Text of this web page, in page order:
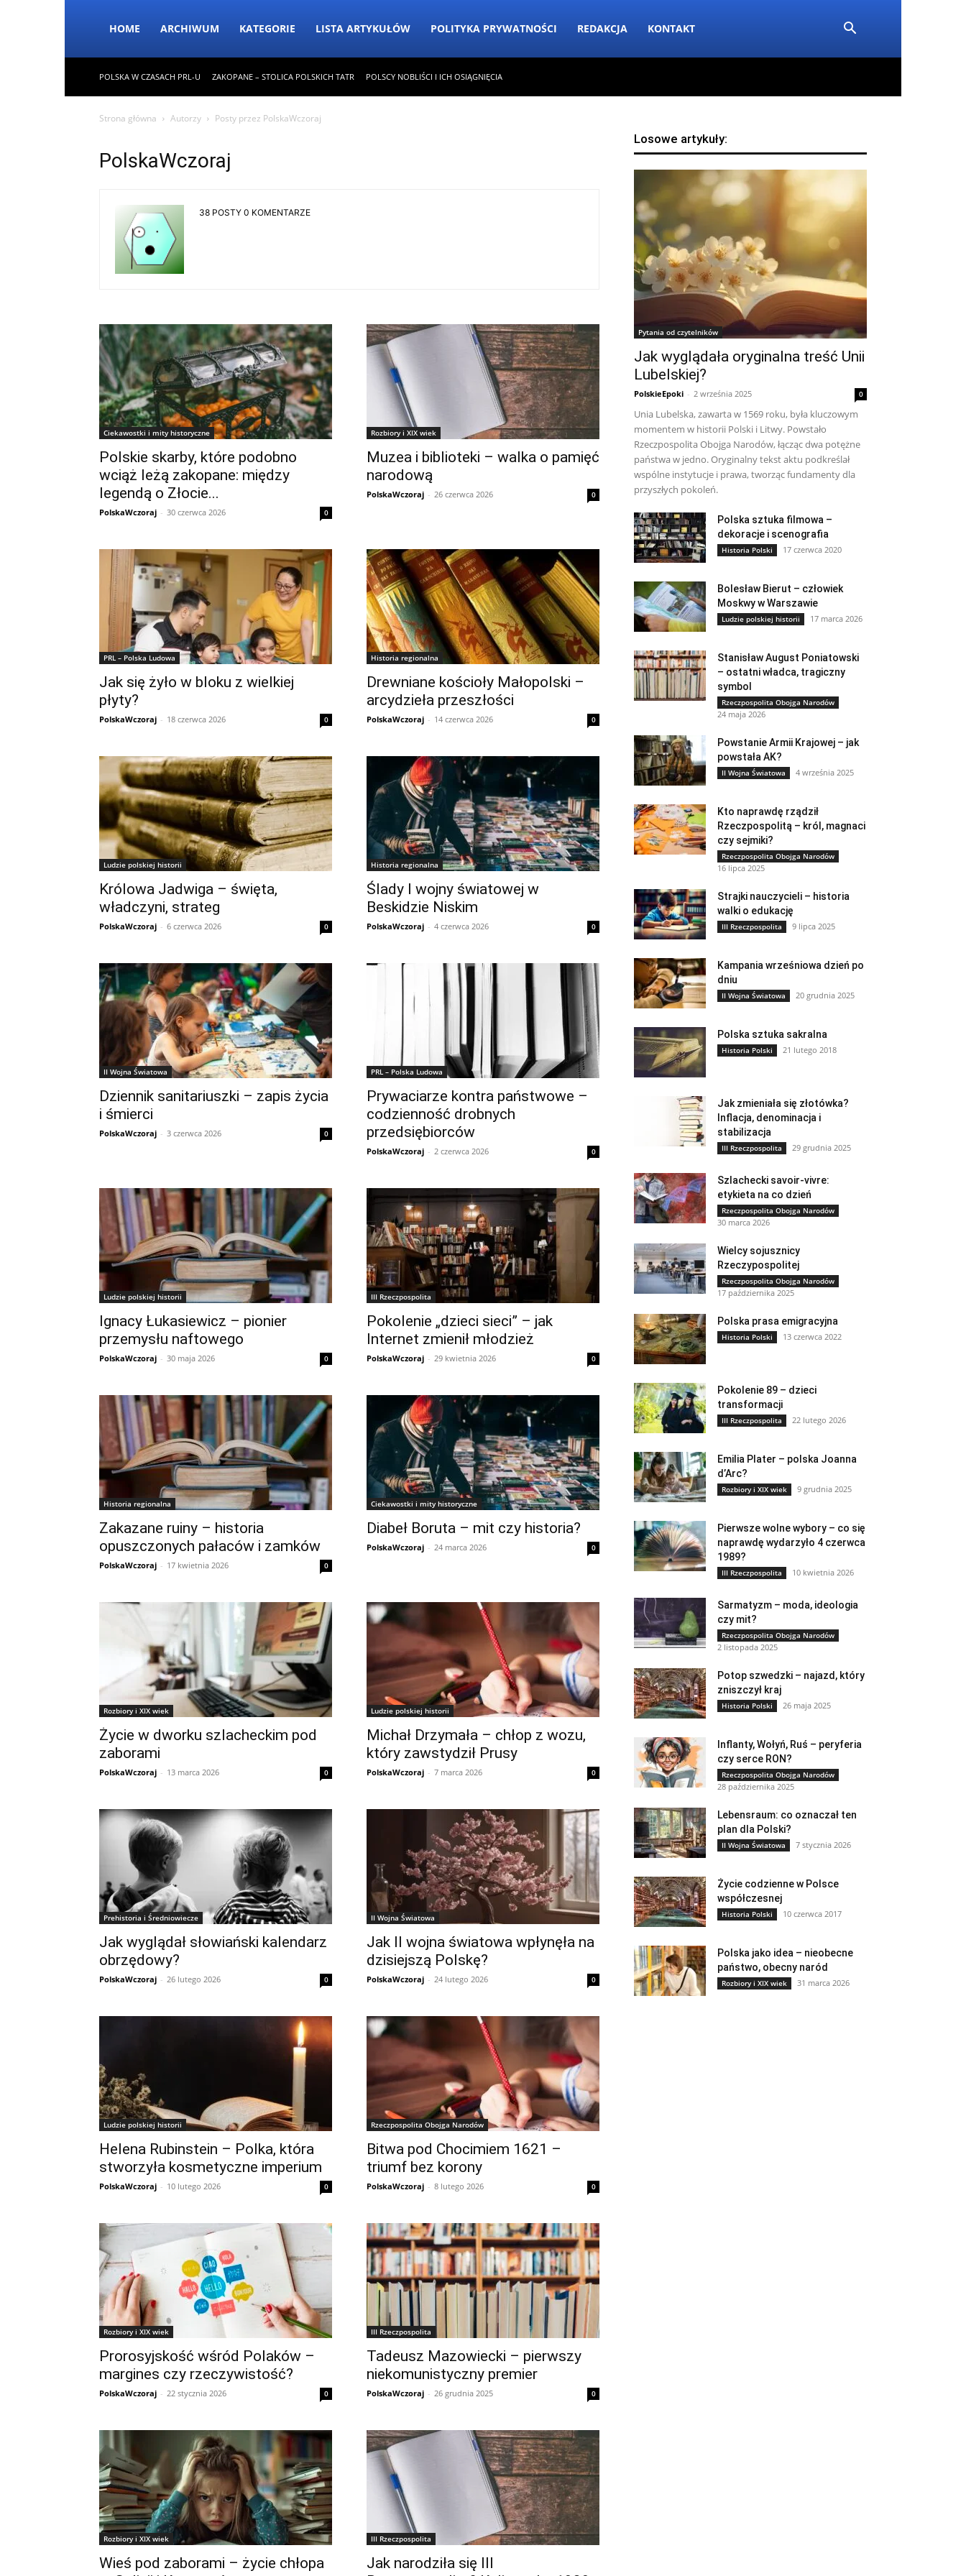
HOME ARCHIWUM KATEGORIE LISTA ARTYKUŁÓW POLITYKA PRYWATNOŚCI REDAKCJA KONTAKT
POLSKA W CZASACH PRL-U ZAKOPANE – STOLICA POLSKICH TATR POLSCY NOBLIŚCI I ICH OSIĄGNIĘCIA
Strona główna Autorzy Posty przez PolskaWczoraj
PolskaWczoraj
38 POSTY 0 KOMENTARZE
Ciekawostki i mity historyczne
Polskie skarby, które podobno
wciąż leżą zakopane: między
legendą o Złocie...
PolskaWczoraj - 30 czerwca 2026 0
Rozbiory i XIX wiek
Muzea i biblioteki – walka o pamięć
narodową
PolskaWczoraj - 26 czerwca 2026 0
PRL – Polska Ludowa
Jak się żyło w bloku z wielkiej
płyty?
PolskaWczoraj - 18 czerwca 2026 0
Historia regionalna
Drewniane kościoły Małopolski –
arcydzieła przeszłości
PolskaWczoraj - 14 czerwca 2026 0
Ludzie polskiej historii
Królowa Jadwiga – święta,
władczyni, strateg
PolskaWczoraj - 6 czerwca 2026 0
Historia regionalna
Ślady I wojny światowej w
Beskidzie Niskim
PolskaWczoraj - 4 czerwca 2026 0
II Wojna Światowa
Dziennik sanitariuszki – zapis życia
i śmierci
PolskaWczoraj - 3 czerwca 2026 0
PRL – Polska Ludowa
Prywaciarze kontra państwowe –
codzienność drobnych
przedsiębiorców
PolskaWczoraj - 2 czerwca 2026 0
Ludzie polskiej historii
Ignacy Łukasiewicz – pionier
przemysłu naftowego
PolskaWczoraj - 30 maja 2026 0
III Rzeczpospolita
Pokolenie „dzieci sieci” – jak
Internet zmienił młodzież
PolskaWczoraj - 29 kwietnia 2026 0
Historia regionalna
Zakazane ruiny – historia
opuszczonych pałaców i zamków
PolskaWczoraj - 17 kwietnia 2026 0
Ciekawostki i mity historyczne
Diabeł Boruta – mit czy historia?
PolskaWczoraj - 24 marca 2026 0
Rozbiory i XIX wiek
Życie w dworku szlacheckim pod
zaborami
PolskaWczoraj - 13 marca 2026 0
Ludzie polskiej historii
Michał Drzymała – chłop z wozu,
który zawstydził Prusy
PolskaWczoraj - 7 marca 2026 0
Prehistoria i Średniowiecze
Jak wyglądał słowiański kalendarz
obrzędowy?
PolskaWczoraj - 26 lutego 2026 0
II Wojna Światowa
Jak II wojna światowa wpłynęła na
dzisiejszą Polskę?
PolskaWczoraj - 24 lutego 2026 0
Ludzie polskiej historii
Helena Rubinstein – Polka, która
stworzyła kosmetyczne imperium
PolskaWczoraj - 10 lutego 2026 0
Rzeczpospolita Obojga Narodów
Bitwa pod Chocimiem 1621 –
triumf bez korony
PolskaWczoraj - 8 lutego 2026 0
Rozbiory i XIX wiek
Prorosyjskość wśród Polaków –
margines czy rzeczywistość?
PolskaWczoraj - 22 stycznia 2026 0
III Rzeczpospolita
Tadeusz Mazowiecki – pierwszy
niekomunistyczny premier
PolskaWczoraj - 26 grudnia 2025 0
Rozbiory i XIX wiek
Wieś pod zaborami – życie chłopa
III Rzeczpospolita
Jak narodziła się III
Losowe artykuły:
Pytania od czytelników
Jak wyglądała oryginalna treść Unii
Lubelskiej?
PolskieEpoki - 2 września 2025 0
Unia Lubelska, zawarta w 1569 roku, była kluczowym
momentem w historii Polski i Litwy. Powstało
Rzeczpospolita Obojga Narodów, łącząc dwa potężne
państwa w jedno. Oryginalny tekst aktu podkreślał
wspólne instytucje i prawa, tworząc fundamenty dla
przyszłych pokoleń.
Polska sztuka filmowa –
dekoracje i scenografia
Historia Polski 17 czerwca 2020
Bolesław Bierut – człowiek
Moskwy w Warszawie
Ludzie polskiej historii 17 marca 2026
Stanisław August Poniatowski
– ostatni władca, tragiczny
symbol
Rzeczpospolita Obojga Narodów
24 maja 2026
Powstanie Armii Krajowej – jak
powstała AK?
II Wojna Światowa 4 września 2025
Kto naprawdę rządził
Rzeczpospolitą – król, magnaci
czy sejmiki?
Rzeczpospolita Obojga Narodów
16 lipca 2025
Strajki nauczycieli – historia
walki o edukację
III Rzeczpospolita 9 lipca 2025
Kampania wrześniowa dzień po
dniu
II Wojna Światowa 20 grudnia 2025
Polska sztuka sakralna
Historia Polski 21 lutego 2018
Jak zmieniała się złotówka?
Inflacja, denominacja i
stabilizacja
III Rzeczpospolita 29 grudnia 2025
Szlachecki savoir-vivre:
etykieta na co dzień
Rzeczpospolita Obojga Narodów
30 marca 2026
Wielcy sojusznicy
Rzeczypospolitej
Rzeczpospolita Obojga Narodów
17 października 2025
Polska prasa emigracyjna
Historia Polski 13 czerwca 2022
Pokolenie 89 – dzieci
transformacji
III Rzeczpospolita 22 lutego 2026
Emilia Plater – polska Joanna
d’Arc?
Rozbiory i XIX wiek 9 grudnia 2025
Pierwsze wolne wybory – co się
naprawdę wydarzyło 4 czerwca
1989?
III Rzeczpospolita 10 kwietnia 2026
Sarmatyzm – moda, ideologia
czy mit?
Rzeczpospolita Obojga Narodów
2 listopada 2025
Potop szwedzki – najazd, który
zniszczył kraj
Historia Polski 26 maja 2025
Inflanty, Wołyń, Ruś – peryferia
czy serce RON?
Rzeczpospolita Obojga Narodów
28 października 2025
Lebensraum: co oznaczał ten
plan dla Polski?
II Wojna Światowa 7 stycznia 2026
Życie codzienne w Polsce
współczesnej
Historia Polski 10 czerwca 2017
Polska jako idea – nieobecne
państwo, obecny naród
Rozbiory i XIX wiek 31 marca 2026